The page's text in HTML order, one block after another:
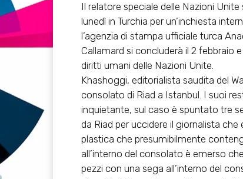
Il relatore speciale delle Nazioni
lunedì in Turchia per un’inchiesta
l’agenzia di stampa ufficiale turca
Callamard si concluderà il 2 febbraio
diritti umani delle Nazioni Unite.
Khashoggi, editorialista saudita del
consolato di Riad a Istanbul. I suoi
inquietante, sul caso è spuntato tre
da Riad per uccidere il giornalista
plastica che presumibilmente
all’interno del consolato è emerso
pezzi con una sega all’interno del